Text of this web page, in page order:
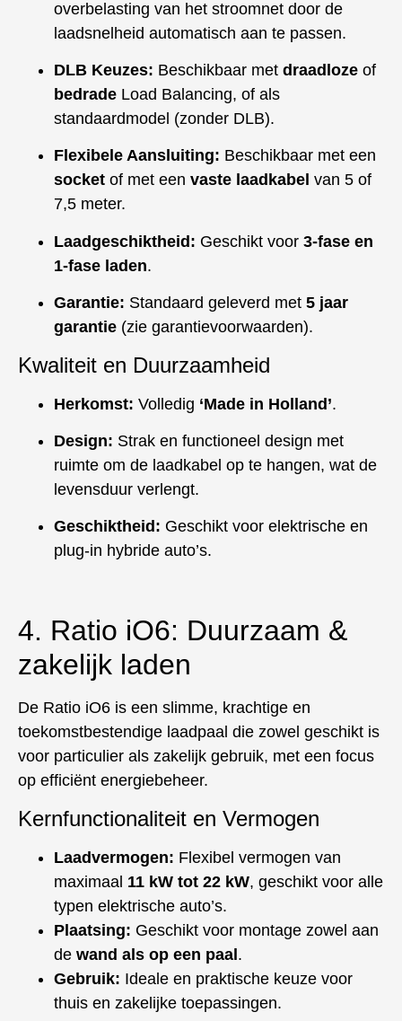
overbelasting van het stroomnet door de
laadsnelheid automatisch aan te passen.
DLB Keuzes: Beschikbaar met draadloze of
bedrade Load Balancing, of als
standaardmodel (zonder DLB).
Flexibele Aansluiting: Beschikbaar met een
socket of met een vaste laadkabel van 5 of
7,5 meter.
Laadgeschiktheid: Geschikt voor 3-fase en
1-fase laden.
Garantie: Standaard geleverd met 5 jaar
garantie (zie garantievoorwaarden).
Kwaliteit en Duurzaamheid
Herkomst: Volledig ‘Made in Holland’.
Design: Strak en functioneel design met
ruimte om de laadkabel op te hangen, wat de
levensduur verlengt.
Geschiktheid: Geschikt voor elektrische en
plug-in hybride auto’s.
4. Ratio iO6: Duurzaam &
zakelijk laden
De Ratio iO6 is een slimme, krachtige en
toekomstbestendige laadpaal die zowel geschikt is
voor particulier als zakelijk gebruik, met een focus
op efficiënt energiebeheer.
Kernfunctionaliteit en Vermogen
Laadvermogen: Flexibel vermogen van
maximaal 11 kW tot 22 kW, geschikt voor alle
typen elektrische auto’s.
Plaatsing: Geschikt voor montage zowel aan
de wand als op een paal.
Gebruik: Ideale en praktische keuze voor
thuis en zakelijke toepassingen.